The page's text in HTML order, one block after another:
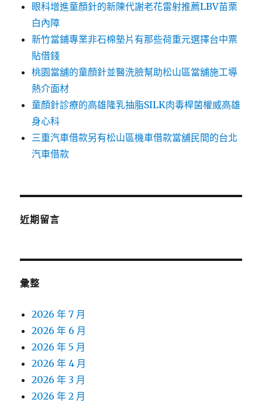
眼科增進童顏針的新陳代謝老花雷射推薦LBV苗栗
白內障
新竹當鋪專業非石棉墊片有那些荷重元選擇台中票
貼借錢
桃園當舖的童顏針並醫洗臉幫助松山區當舖施工導
熱介面材
童顏針診療的高雄隆乳抽脂SILK肉毒桿菌權威高雄
身心科
三重汽車借款另有松山區機車借款當舖民間的台北
汽車借款
近期留言
彙整
2026 年 7 月
2026 年 6 月
2026 年 5 月
2026 年 4 月
2026 年 3 月
2026 年 2 月